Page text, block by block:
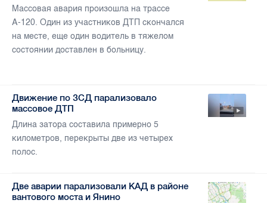
Массовая авария произошла на трассе
А-120. Один из участников ДТП скончался
на месте, еще один водитель в тяжелом
состоянии доставлен в больницу.
Движение по ЗСД парализовало
массовое ДТП
Длина затора составила примерно 5
километров, перекрыты две из четырех
полос.
Две аварии парализовали КАД в районе
вантового моста и Янино